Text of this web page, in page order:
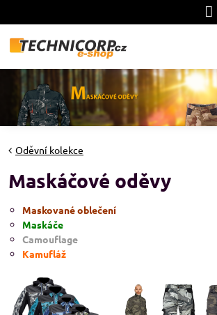
Oděvní kolekce
Maskáčové oděvy
Maskované oblečení
Maskáče
Camouflage
Kamufláž